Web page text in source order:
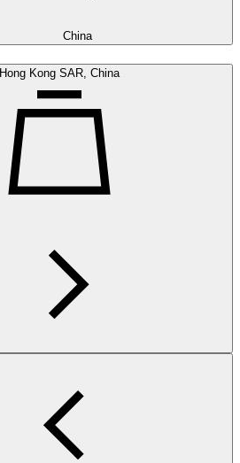
China
Hong Kong SAR, China